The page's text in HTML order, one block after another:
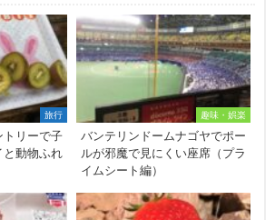
旅行
トリーで子
と動物ふれ
趣味・娯楽
バンテリンドームナゴヤでポー
ルが邪魔で見にくい座席（プラ
イムシート編）